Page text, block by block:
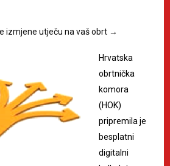
izmjene utječu na vaš obrt →
Hrvatska
obrtnička
komora
(HOK)
pripremila je
besplatni
digitalni